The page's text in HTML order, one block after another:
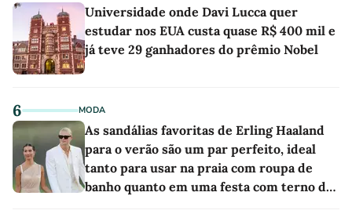
Universidade onde Davi Lucca quer
estudar nos EUA custa quase R$ 400 mil e
já teve 29 ganhadores do prêmio Nobel
6 MODA
As sandálias favoritas de Erling Haaland
para o verão são um par perfeito, ideal
tanto para usar na praia com roupa de
banho quanto em uma festa com terno de